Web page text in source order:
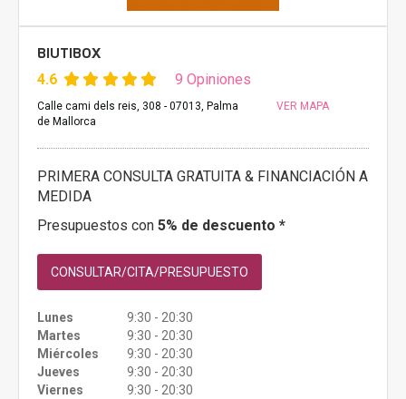
BIUTIBOX
4.6 9 Opiniones
Calle cami dels reis, 308 - 07013, Palma
de Mallorca
VER MAPA
PRIMERA CONSULTA GRATUITA & FINANCIACIÓN A
MEDIDA
Presupuestos con 5% de descuento *
CONSULTAR/CITA/PRESUPUESTO
Lunes
9:30 - 20:30
Martes
9:30 - 20:30
Miércoles
9:30 - 20:30
Jueves
9:30 - 20:30
Viernes
9:30 - 20:30